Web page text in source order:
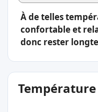
À de telles
confortable et
donc rester